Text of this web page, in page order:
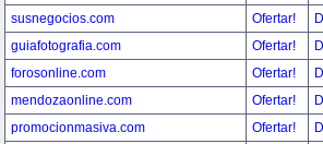
susnegocios.com
Ofertar!
guiafotografia.com
Ofertar!
forosonline.com
Ofertar!
mendozaonline.com
Ofertar!
promocionmasiva.com
Ofertar!